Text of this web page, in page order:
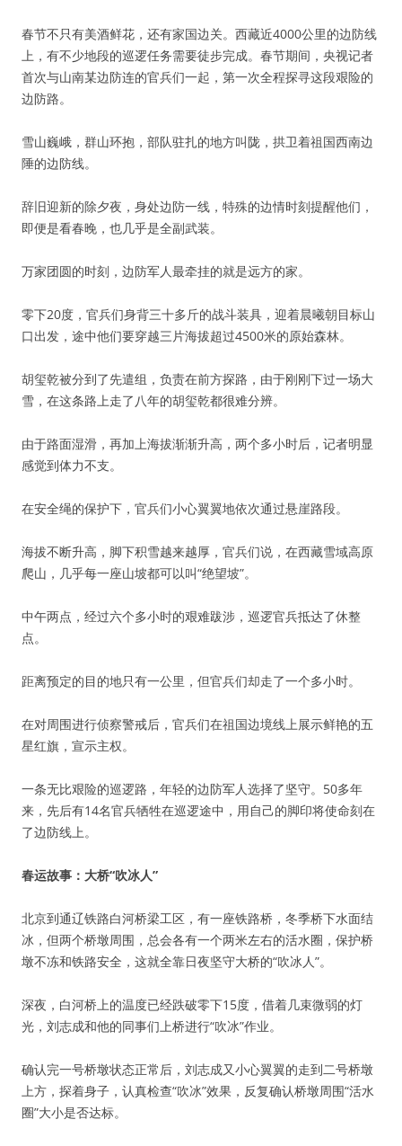
春节不只有美酒鲜花，还有家国边关。西藏近4000公里的边防线
上，有不少地段的巡逻任务需要徒步完成。春节期间，央视记者
首次与山南某边防连的官兵们一起，第一次全程探寻这段艰险的
边防路。
雪山巍峨，群山环抱，部队驻扎的地方叫陇，拱卫着祖国西南边
陲的边防线。
辞旧迎新的除夕夜，身处边防一线，特殊的边情时刻提醒他们，
即便是看春晚，也几乎是全副武装。
万家团圆的时刻，边防军人最牵挂的就是远方的家。
零下20度，官兵们身背三十多斤的战斗装具，迎着晨曦朝目标山
口出发，途中他们要穿越三片海拔超过4500米的原始森林。
胡玺乾被分到了先遣组，负责在前方探路，由于刚刚下过一场大
雪，在这条路上走了八年的胡玺乾都很难分辨。
由于路面湿滑，再加上海拔渐渐升高，两个多小时后，记者明显
感觉到体力不支。
在安全绳的保护下，官兵们小心翼翼地依次通过悬崖路段。
海拔不断升高，脚下积雪越来越厚，官兵们说，在西藏雪域高原
爬山，几乎每一座山坡都可以叫“绝望坡”。
中午两点，经过六个多小时的艰难跋涉，巡逻官兵抵达了休整
点。
距离预定的目的地只有一公里，但官兵们却走了一个多小时。
在对周围进行侦察警戒后，官兵们在祖国边境线上展示鲜艳的五
星红旗，宣示主权。
一条无比艰险的巡逻路，年轻的边防军人选择了坚守。50多年
来，先后有14名官兵牺牲在巡逻途中，用自己的脚印将使命刻在
了边防线上。
春运故事：大桥“吹冰人”
北京到通辽铁路白河桥梁工区，有一座铁路桥，冬季桥下水面结
冰，但两个桥墩周围，总会各有一个两米左右的活水圈，保护桥
墩不冻和铁路安全，这就全靠日夜坚守大桥的“吹冰人”。
深夜，白河桥上的温度已经跌破零下15度，借着几束微弱的灯
光，刘志成和他的同事们上桥进行“吹冰”作业。
确认完一号桥墩状态正常后，刘志成又小心翼翼的走到二号桥墩
上方，探着身子，认真检查“吹冰”效果，反复确认桥墩周围“活水
圈”大小是否达标。